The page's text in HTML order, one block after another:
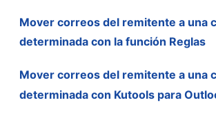
Mover correos del remitente a una
determinada con la función Reglas
Mover correos del remitente a una
determinada con Kutools para